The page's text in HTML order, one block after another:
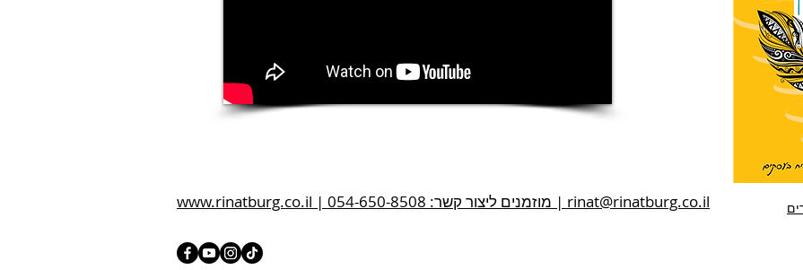
www.rinatburg.co.il | מוזמנים ליצור קשר: 054-650-8508 | rinat@rinatburg.co.il